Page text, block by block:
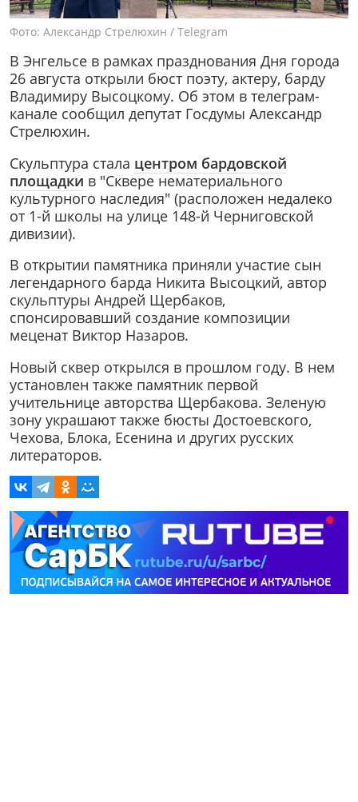
Фото: Александр Стрелюхин / Telegram
В Энгельсе в рамках празднования Дня города
26 августа открыли бюст поэту, актеру, барду
Владимиру Высоцкому. Об этом в телеграм-
канале сообщил депутат Госдумы Александр
Стрелюхин.
Скульптура стала центром бардовской
площадки в "Сквере нематериального
культурного наследия" (расположен недалеко
от 1-й школы на улице 148-й Черниговской
дивизии).
В открытии памятника приняли участие сын
легендарного барда Никита Высоцкий, автор
скульптуры Андрей Щербаков,
спонсировавший создание композиции
меценат Виктор Назаров.
Новый сквер открылся в прошлом году. В нем
установлен также памятник первой
учительнице авторства Щербакова. Зеленую
зону украшают также бюсты Достоевского,
Чехова, Блока, Есенина и других русских
литераторов.